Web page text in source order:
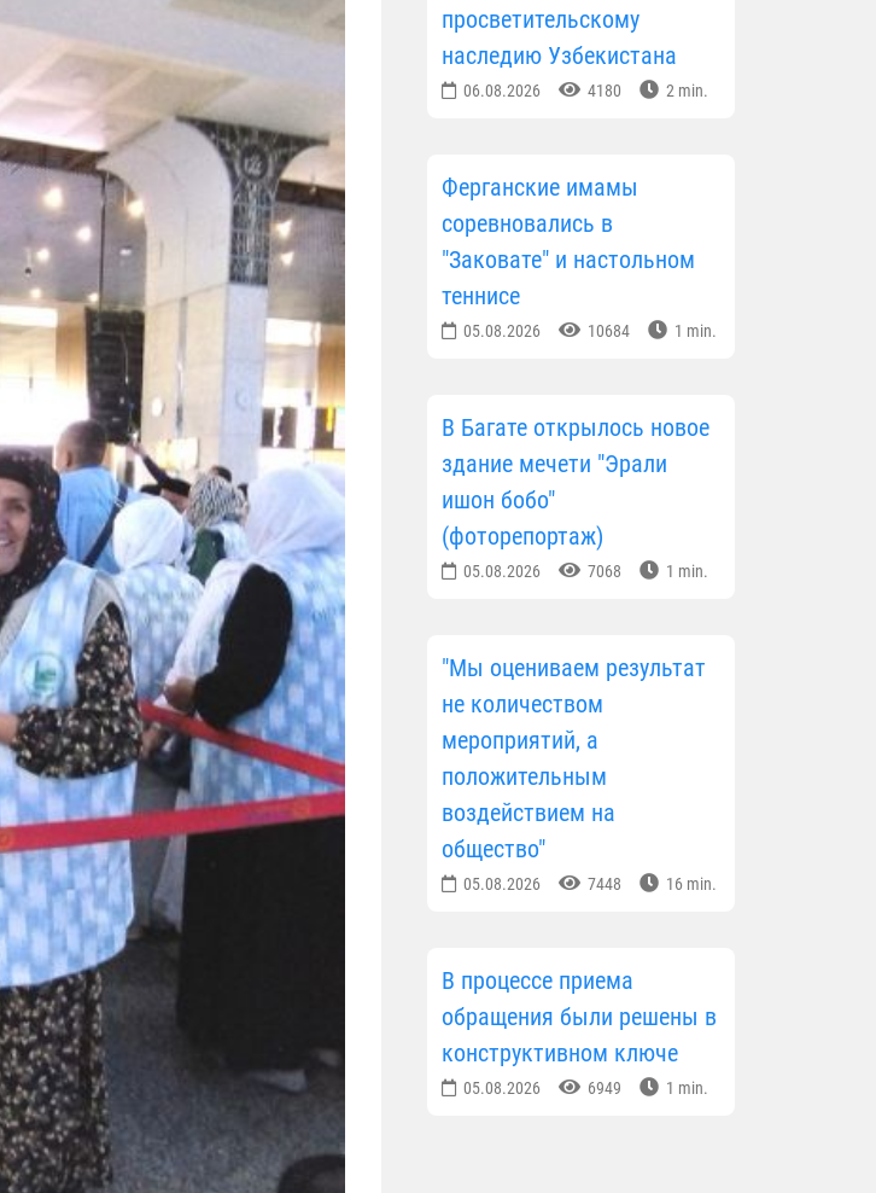
просветительскому
наследию Узбекистана
06.08.2026 4180 2 min.
Ферганские имамы
соревновались в
"Заковате" и настольном
теннисе
05.08.2026 10684 1 min.
В Багате открылось новое
здание мечети "Эрали
ишон бобо"
(фоторепортаж)
05.08.2026 7068 1 min.
"Мы оцениваем результат
не количеством
мероприятий, а
положительным
воздействием на
общество"
05.08.2026 7448 16 min.
В процессе приема
обращения были решены в
конструктивном ключе
05.08.2026 6949 1 min.